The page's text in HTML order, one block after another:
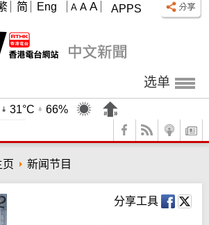
APPS
A A A
简 Eng
选单
31°C
66%
页 新闻节目
分享工具